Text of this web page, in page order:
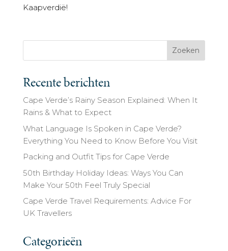
Kaapverdië!
Zoeken
Recente berichten
Cape Verde’s Rainy Season Explained: When It
Rains & What to Expect
What Language Is Spoken in Cape Verde?
Everything You Need to Know Before You Visit
Packing and Outfit Tips for Cape Verde
50th Birthday Holiday Ideas: Ways You Can
Make Your 50th Feel Truly Special
Cape Verde Travel Requirements: Advice For
UK Travellers
Categorieën